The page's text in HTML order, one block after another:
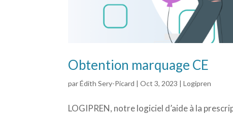
Obtention marquage CE
parÉdith Sery-Picard |Oct 3, 2023 |Logipren
LOGIPREN, notre logiciel d’aide à la